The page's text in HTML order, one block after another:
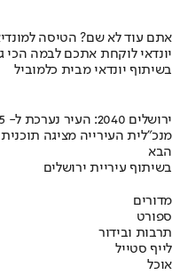
אתם עוד לא שם? הטיסה
יונדאי לוקחת אתכם לבמה הכי
בשיתוף יונדאי מבית כלמוביל
ירושלים 2040: העיר נערכת ל- 1.5 מליון תושבים
מנכ"לית העירייה מציגה
הבא
בשיתוף עיריית ירושלים
מדורים
ספורט
תרבות ובידור
לייף סטייל
אוכל